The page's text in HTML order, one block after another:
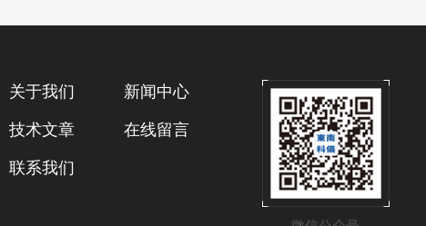
关于我们 新闻中心
技术文章 在线留言
联系我们